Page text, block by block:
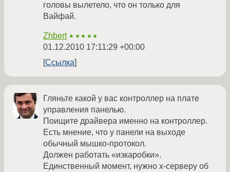
головы вылетело, что он только для
Вайфай.
Zhbert ★★★★★
01.12.2010 17:11:29 +00:00
Ссылка
Гляньте какой у вас контроллер на плате
управления панелью.
Поищите драйвера именно на контроллер.
Есть мнение, что у панели на выходе
обычный мышко-протокол.
Должен работать «изкаробки».
Единственный момент, нужно х-серверу об